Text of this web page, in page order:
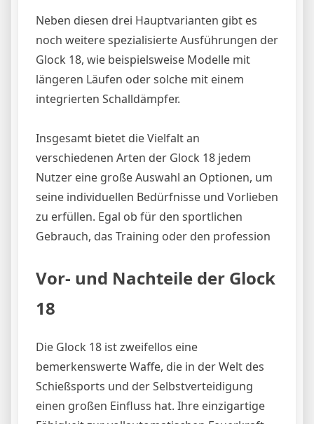
Neben diesen drei Hauptvarianten gibt es
noch weitere spezialisierte Ausführungen der
Glock 18, wie beispielsweise Modelle mit
längeren Läufen oder solche mit einem
integrierten Schalldämpfer.
Insgesamt bietet die Vielfalt an
verschiedenen Arten der Glock 18 jedem
Nutzer eine große Auswahl an Optionen, um
seine individuellen Bedürfnisse und Vorlieben
zu erfüllen. Egal ob für den sportlichen
Gebrauch, das Training oder den profession
Vor- und Nachteile der Glock
18
Die Glock 18 ist zweifellos eine
bemerkenswerte Waffe, die in der Welt des
Schießsports und der Selbstverteidigung
einen großen Einfluss hat. Ihre einzigartige